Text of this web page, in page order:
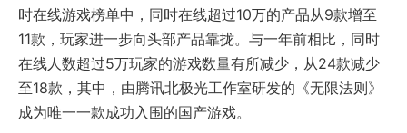
时在线游戏榜单中，同时在线超过10万的产品从9款增至
11款，玩家进一步向头部产品靠拢。与一年前相比，同时
在线人数超过5万玩家的游戏数量有所减少，从24款减少
至18款，其中，由腾讯北极光工作室研发的《无限法则》
成为唯一一款成功入围的国产游戏。